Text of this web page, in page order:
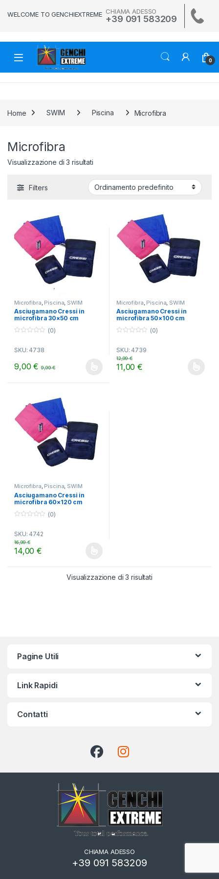
WELCOME TO GENCHIEXTREME CHIAMA ADESSO
+39 091 583209
0
Home SWIM Piscina Microfibra
Microfibra
Visualizzazione di 3 risultati
Filters
Microfibra Piscina SWIM
Asciugamano Cressi in
microfibra 30×50 cm
u
o
f
(0)
SKU: 4738
9,00€ 9,99€
Questo prodotto ha più varianti. Le opzioni possono essere
Microfibra Piscina SWIM
Asciugamano Cressi in
microfibra 50×100 cm
u
t
(0)
SKU: 4739
11,00€
12,99€
Questo prodotto ha più
Microfibra, Piscina, SWIM
Asciugamano Cressi in
microfibra 60×120 cm
u
t
o
f
(0)
SKU: 4742
14,00€
16,99€
Questo prodotto ha più varianti. Le opzioni possono essere
Visualizzazione di 3 risultati
Pagine Utili
Link Rapidi
Contatti
CHIAMA ADESSO
+39 091 583209